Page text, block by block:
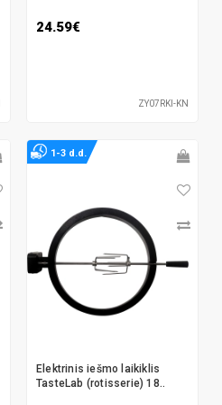
24.59€
ZY07RKI-KN
Elektrinis iešmo laikiklis
TasteLab (rotisserie) 18..
1-3 d.d.